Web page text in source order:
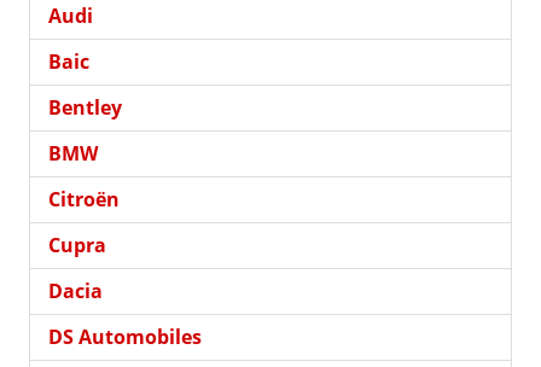
Audi
Baic
Bentley
BMW
Citroën
Cupra
Dacia
DS Automobiles